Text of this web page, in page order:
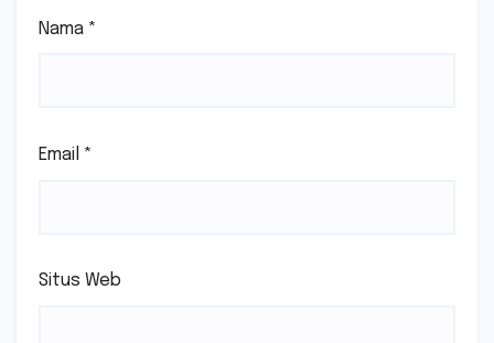
Nama *
Email *
Situs Web